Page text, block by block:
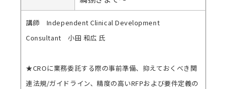
講師 Independent Clinical Development
Consultant 小田 和広 氏
★CROに業務委託する際の事前準備、抑えておくべき関
連法規/ガイドライン、精度の高いRFPおよび要件定義の